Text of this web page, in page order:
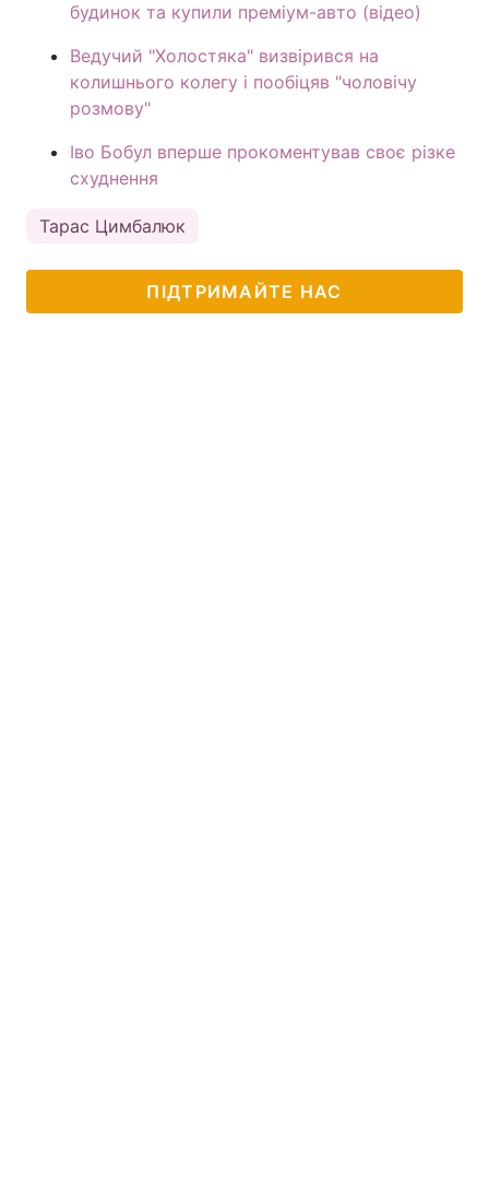
будинок та купили преміум-авто (відео)
Ведучий "Холостяка" визвірився на
колишнього колегу і пообіцяв "чоловічу
розмову"
Іво Бобул вперше прокоментував своє різке
схуднення
Тарас Цимбалюк
ПІДТРИМАЙТЕ НАС